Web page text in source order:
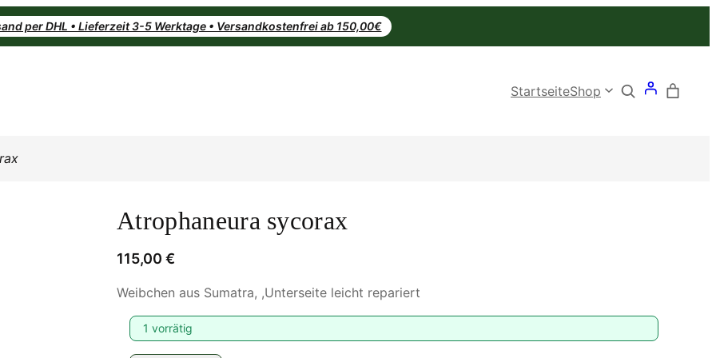
per DHL • Lieferzeit 3-5 Werktage • Versandkostenfrei ab 150,00€
StartseiteShop Search
Atrophaneura sycorax
115,00 €
Weibchen aus Sumatra, ,Unterseite leicht repariert
1 vorrätig